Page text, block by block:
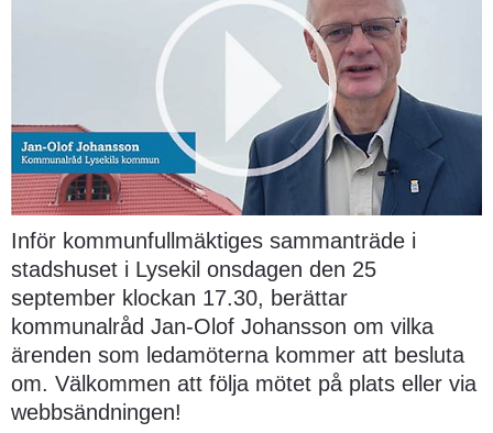
Inför kommunfullmäktiges sammanträde i
stadshuset i Lysekil onsdagen den 25
september klockan 17.30, berättar
kommunalråd Jan-Olof Johansson om vilka
ärenden som ledamöterna kommer att besluta
om. Välkommen att följa mötet på plats eller via
webbsändningen!